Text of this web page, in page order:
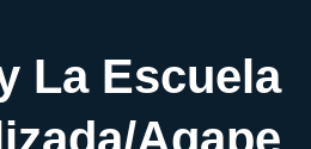
La Escuela
Agape